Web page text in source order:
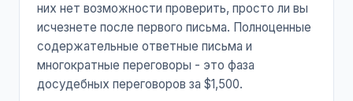
них нет возможности проверить, просто ли вы
исчезнете после первого письма. Полноценные
содержательные ответные письма и
многократные переговоры - это фаза
досудебных переговоров за $1,500.